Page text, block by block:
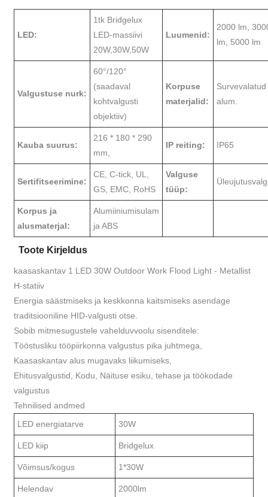
LED:
1tk Bridgelux
LED-massiivi
20W,30W,50W
Luumenid:
2000 lm,
lm, 5000 lm
Valgustuse nurk:
60°/120°
(saadaval
kohtvalgusti
objektiiv)
Korpuse
materjalid:
Survevalatud
alum.
Kauba suurus:
216 * 180 * 290
mm,
IP reiting: IP65
Sertifitseerimine:
CE, C-tick, UL,
GS, EMC, RoHS
Valguse
tüüp:
Korpus ja
alusmaterjal:
Alumiiniumisulam
ja ABS
Toote Kirjeldus
kaasaskantav 1 LED 30W Outdoor Work Flood Light - Metallist
H-statiiv
Energia säästmiseks ja keskkonna kaitsmiseks asendage
traditsiooniline HID-valgusti otse.
Sobib mitmesugustele vahelduvvoolu sisenditele:
Tööstusliku tööpiirkonna valgustus pika juhtmega,
Kaasaskantav alus mugavaks liikumiseks,
Ehitusvalgustid, Kodu, Näituse esiku, tehase ja töökodade
valgustus
Tehnilised andmed
LED energiatarve
30W
LED kiip Bridgelux
Võimsus/kogus 1*30W
Helendav 2000lm